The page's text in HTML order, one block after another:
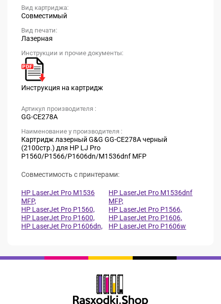
Вид картриджа:
Совместимый
Вид печати:
Лазерная
Инструкции и прочие документы:
Инструкция на картридж
Артикул производителя :
GG-CE278A
Наименование у производителя :
Картридж лазерный G&G GG-CE278A черный
(2100стр.) для HP LJ Pro
P1560/P1566/P1606dn/M1536dnf MFP
Совместимость с принтерами:
HP LaserJet Pro M1536
MFP,
HP LaserJet Pro M1536dnf
MFP,
HP LaserJet Pro P1560,
HP LaserJet Pro P1566,
HP LaserJet Pro P1600,
HP LaserJet Pro P1606,
HP LaserJet Pro P1606dn,
HP LaserJet Pro P1606w